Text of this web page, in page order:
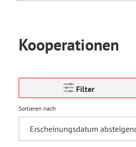
Kooperationen
Filter
Sortieren nach